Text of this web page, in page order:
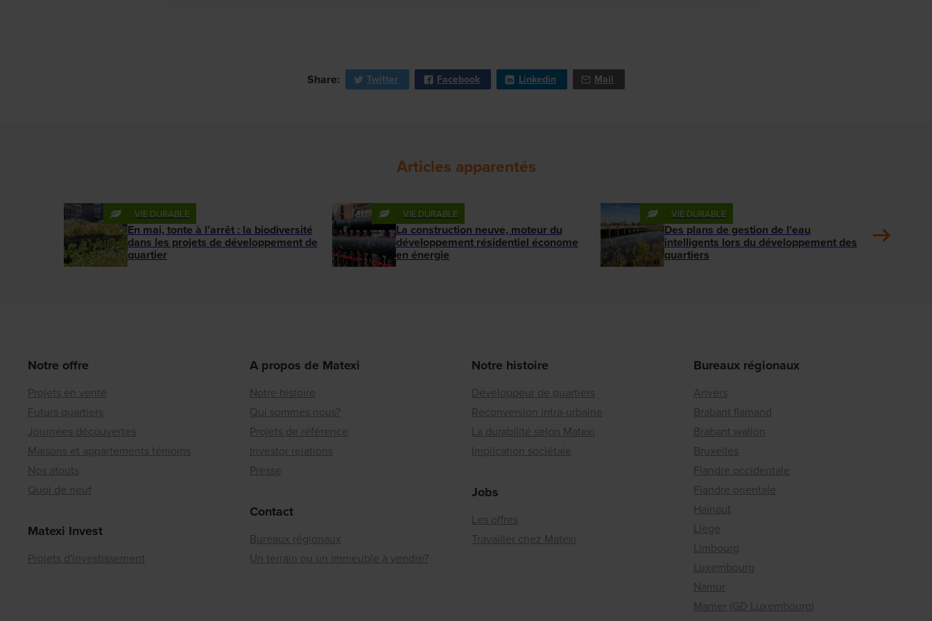
Share: Twitter Facebook Linkedin Mail
Articles apparentés
VIE DURABLE
En mai, tonte à l’arrêt : la biodiversité
dans les projets de développement de
quartier
VIE DURABLE
La construction neuve, moteur du
développement résidentiel économe
en énergie
VIE DURABLE
Des plans de gestion de l’eau
intelligents lors du développement des
quartiers
Notre offre
Projets en vente
Futurs quartiers
Journées découvertes
Maisons et appartements témoins
Nos atouts
Quoi de neuf
Matexi Invest
Projets d'investissement
A propos de Matexi
Notre histoire
Qui sommes nous?
Projets de référence
Investor relations
Presse
Contact
Bureaux régionaux
Un terrain ou un immeuble à vendre?
Notre histoire
Développeur de quartiers
Reconversion intra-urbaine
La durabilité selon Matexi
Implication sociétale
Jobs
Les offres
Travailler chez Matexi
Bureaux régionaux
Anvers
Brabant flamand
Brabant wallon
Bruxelles
Flandre occidentale
Flandre orientale
Hainaut
Liège
Limbourg
Luxembourg
Namur
Mamer (GD Luxembourg)